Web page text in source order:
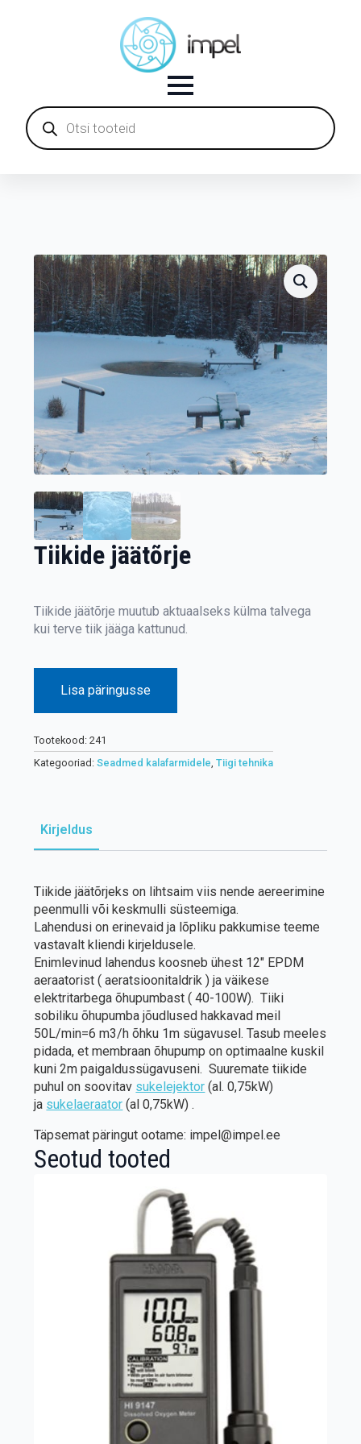
Products
search
Tiikide jäätõrje
Tiikide jäätõrje muutub aktuaalseks külma talvega
kui terve tiik jääga kattunud.
Lisa päringusse
Tootekood:241
Kategooriad:Seadmed kalafarmidele,Tiigi tehnika
Kirjeldus
Tiikide jäätõrjeks on lihtsaim viis nende aereerimine
peenmulli või keskmulli süsteemiga.
Lahendusi on erinevaid ja lõpliku pakkumise teeme
vastavalt kliendi kirjeldusele.
Enimlevinud lahendus koosneb ühest 12″ EPDM
aeraatorist ( aeratsioonitaldrik ) ja väikese
elektritarbega õhupumbast ( 40-100W). Tiiki
sobiliku õhupumba jõudlused hakkavad meil
50L/min=6 m3/h õhku 1m sügavusel. Tasub meeles
pidada, et membraan õhupump on optimaalne kuskil
kuni 2m paigaldussügavuseni. Suuremate tiikide
puhul on soovitav sukelejektor (al. 0,75kW)
ja sukelaeraator (al 0,75kW) .
Täpsemat päringut ootame: impel@impel.ee
Seotud tooted